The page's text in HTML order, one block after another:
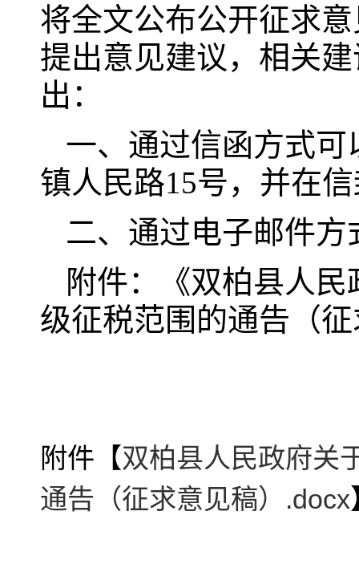
将全文公布公开征求
提出意见建议，相关
出：
一、通过信函方式
镇人民路15号，并在
二、通过电子邮件方
附件：《双柏县人
级征税范围的通告（
附件【双柏县人民政府关
通告（征求意见稿）.docx